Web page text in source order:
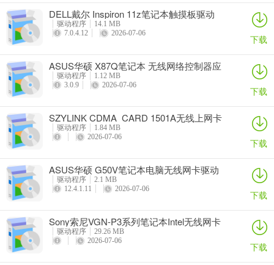
DELL戴尔 Inspiron 11z笔记本触摸板驱动
驱动程序
14.1 MB
7.0.4.12
2026-07-06 下载
ASUS华硕 X87Q笔记本 无线网络控制器应
用程序
驱动程序
1.12 MB
3.0.9
2026-07-06 下载
SZYLINK CDMA_CARD 1501A无线上网卡
驱动程序
1.84 MB
2026-07-06
下载
ASUS华硕 G50V笔记本电脑无线网卡驱动
驱动程序
2.1 MB
12.4.1.11
2026-07-06 下载
Sony索尼VGN-P3系列笔记本Intel无线网卡
驱动
驱动程序
29.26 MB
2026-07-06
下载